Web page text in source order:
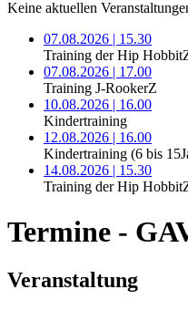
Keine aktuellen
07.08.2026 | 15.30
Training der Hip
07.08.2026 | 17.00
Training J-RookerZ
10.08.2026 | 16.00
Kindertraining
12.08.2026 | 16.00
Kindertraining (6 bis
14.08.2026 | 15.30
Training der Hip
Termine -
Veranstaltung